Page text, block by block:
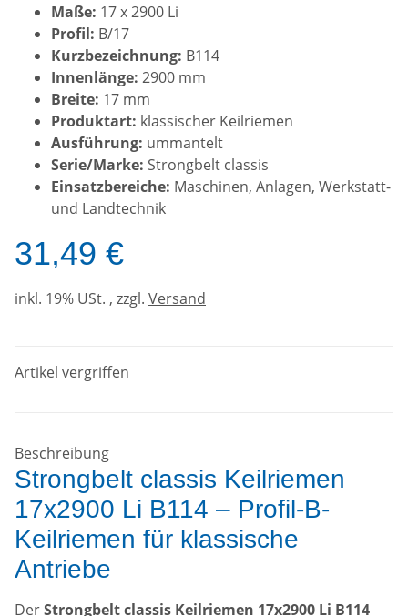
Maße: 17 x 2900 Li
Profil: B/17
Kurzbezeichnung: B114
Innenlänge: 2900 mm
Breite: 17 mm
Produktart: klassischer Keilriemen
Ausführung: ummantelt
Serie/Marke: Strongbelt classis
Einsatzbereiche: Maschinen, Anlagen, Werkstatt-
und Landtechnik
31,49 €
inkl. 19% USt. , zzgl. Versand
Artikel vergriffen
Beschreibung
Strongbelt classis Keilriemen
17x2900 Li B114 – Profil-B-
Keilriemen für klassische
Antriebe
DerStrongbelt classis Keilriemen 17x2900 Li B114